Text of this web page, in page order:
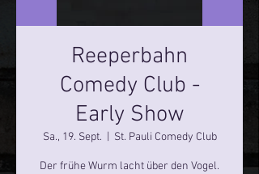
Reeperbahn
Comedy Club -
Early Show
Sa., 19. Sept. St. Pauli Comedy Club
Der frühe Wurm lacht über den Vogel.